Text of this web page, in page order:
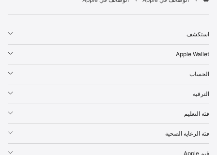
r
p
l
e
استكشف
Apple Wallet
الحساب
الترفيه
فئة التعليم
فئة الرعاية الصحية
قيم Apple